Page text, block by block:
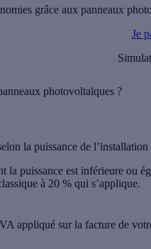
grâce aux panneaux
Je
photovoltaïques ?
la puissance de l’installation
la puissance est inférieure ou
à 20 % qui s’applique.
appliqué sur la facture de